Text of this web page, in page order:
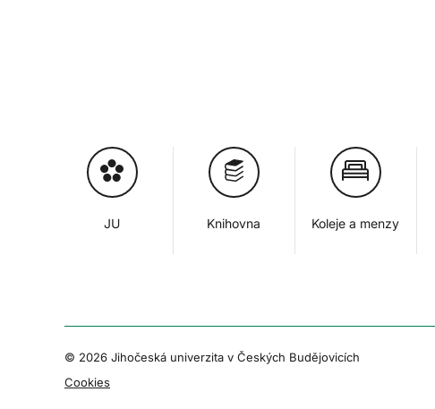
JU Knihovna Koleje a menzy
© 2026 Jihočeská univerzita v Českých Budějovicích
Cookies